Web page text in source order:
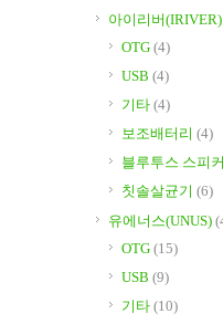
아이리버(IRIVER)
OTG (4)
USB (4)
기타 (4)
보조배터리 (4)
블루투스 스피커
칫솔살균기 (6)
유에너스(UNUS)
OTG (15)
USB (9)
기타 (10)